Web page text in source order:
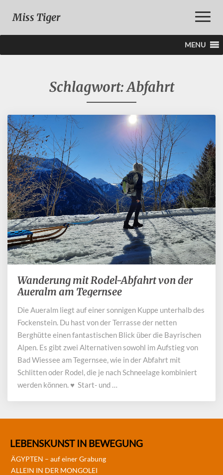
Toggle
Miss Tiger
MENU
Schlagwort:Abfahrt
Wanderung
mit
Abfahrt
von
der
Aueralm
am
Wanderung mit Rodel-Abfahrt von der
Aueralm am Tegernsee
Die Aueralm liegt auf einer sonnigen Kuppe unterhalb des
Fockenstein. Du hast von der Terrasse der netten
Berghütte einen fantastischen Blick über die Bayrischen
Alpen. Es gibt zwei Alternativen sowohl im Aufstieg von
Bad Wiessee am Tegernsee, wie in der Abfahrt mit
Schlitten oder Rodel, die je nach Schneelage kombiniert
werden können. ♥ Start- und …
LEBENSKUNST IN BEWEGUNG
ÄGYPTEN – auf einer Grabung
ALLEIN IN DER MONGOLEI